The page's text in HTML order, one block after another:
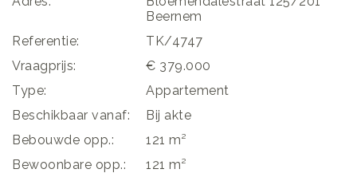
Beernem
Referentie:
TK/4747
Vraagprijs:
€ 379.000
Type:
Appartement
Beschikbaar vanaf:
Bij akte
Bebouwde opp.:
121 m²
Bewoonbare opp.:
121 m²